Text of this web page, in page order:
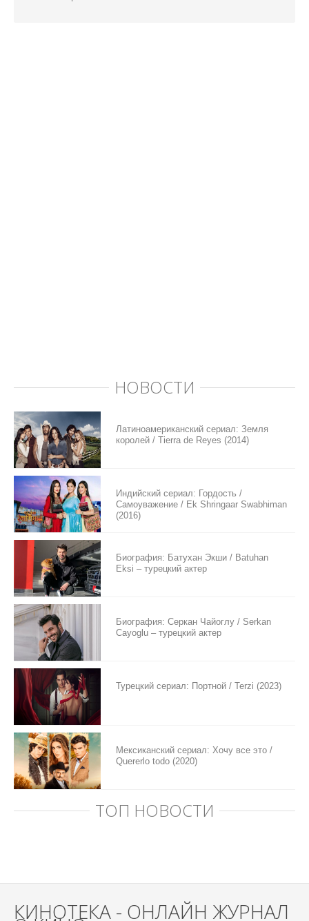
НОВОСТИ
Латиноамериканский сериал: Земля
королей / Tierra de Reyes (2014)
Индийский сериал: Гордость /
Самоуважение / Ek Shringaar Swabhiman
(2016)
Биография: Батухан Экши / Batuhan
Eksi – турецкий актер
Биография: Серкан Чайоглу / Serkan
Cayoglu – турецкий актер
Турецкий сериал: Портной / Terzi (2023)
Мексиканский сериал: Хочу все это /
Quererlo todo (2020)
ТОП НОВОСТИ
КИНОТЕКА - ОНЛАЙН ЖУРНАЛ